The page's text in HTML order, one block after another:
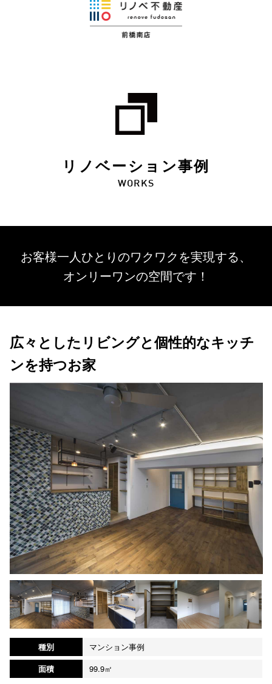
リノベーション事例
WORKS
お客様一人ひとりのワクワクを実現する、
オンリーワンの空間です！
広々としたリビングと個性的なキッチ
ンを持つお家
種別
マンション事例
面積
99.9㎡